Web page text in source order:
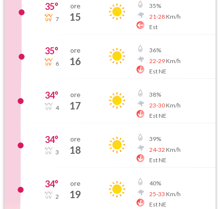
35°
7
ore
15
35%
21-28Km/h
Est
35°
6
ore
16
36%
22-29Km/h
Est NE
34°
4
ore
17
38%
23-30Km/h
Est NE
34°
3
ore
18
39%
24-32 Km/h
Est NE
34°
2
ore
19
40%
25-33 Km/h
Est NE